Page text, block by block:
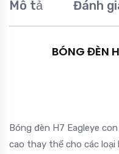
Mô tả Đánh
BÓNG ĐÈN
Bóng đèn H7 Eagleye
cao thay thế cho các